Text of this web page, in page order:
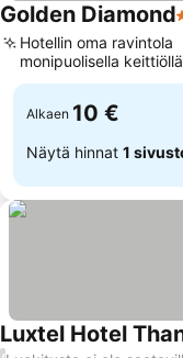
Golden Diamond
Hotellin oma ravintola
monipuolisella keittiöllä
Alkaen 10 €
Näytä hinnat 1
Luxtel Hotel